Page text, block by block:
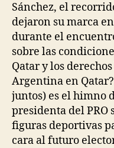
Sánchez, el
dejaron su marca
durante el
sobre las
Qatar y los
Argentina en
juntos) es el himno
presidenta del PRO
figuras deportivas
cara al futuro